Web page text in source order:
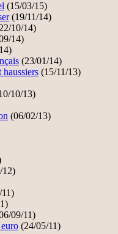
(15/03/15)
(19/11/14)
10/14)
14)
(23/01/14)
haussiers (15/11/13)
10/13)
(06/02/13)
12)
09/11)
(24/05/11)